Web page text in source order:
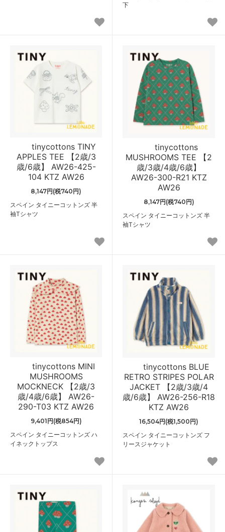
下
tinycottons TINY
APPLES TEE 【2歳/3
歳/6歳】 AW26-425-
104 KTZ AW26
8,147円(税740円)
スペイン タイニーコットンズ 半
袖Tシャツ
tinycottons
MUSHROOMS TEE 【2
歳/3歳/4歳/6歳】
AW26-300-R21 KTZ
AW26
8,147円(税740円)
スペイン タイニーコットンズ 半
袖Tシャツ
tinycottons MINI
MUSHROOMS
MOCKNECK 【2歳/3
歳/4歳/6歳】 AW26-
290-T03 KTZ AW26
9,401円(税854円)
スペイン タイニーコットンズ ハ
イネックトップス
tinycottons BLUE
RETRO STRIPES POLAR
JACKET 【2歳/3歳/4
歳/6歳】 AW26-256-R18
KTZ AW26
16,504円(税1,500円)
スペイン タイニーコットンズ フ
リースジャケット